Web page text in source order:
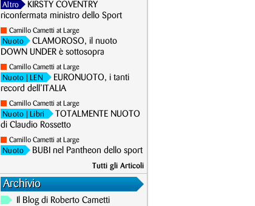
Altro
KIRSTY COVENTRY
riconfermata ministro dello Sport
Camillo Cametti at Large
Nuoto
CLAMOROSO, il nuoto
DOWN UNDER è sottosopra
Camillo Cametti at Large
Nuoto | LEN
EURONUOTO, i tanti
record dell’ITALIA
Camillo Cametti at Large
Nuoto | Libri
TOTALMENTE NUOTO
di Claudio Rossetto
Camillo Cametti at Large
Nuoto BUBI nel Pantheon dello sport
Tutti gli Articoli
Archivio
Il Blog di Roberto Cametti